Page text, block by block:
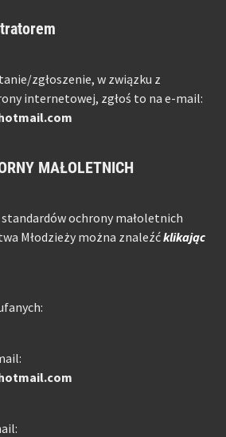
zgłoszenie, w związku z
internetowej, zgłoś to na e-mail:
MAŁOLETNICH
ochrony małoletnich
Młodzieży można znaleźćklikając